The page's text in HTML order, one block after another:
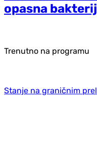
opasna
Trenutno na programu
Stanje na graničnim